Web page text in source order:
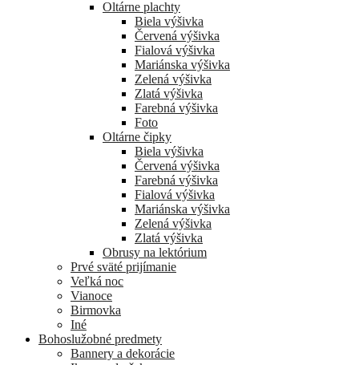
Oltárne plachty
Biela výšivka
Červená výšivka
Fialová výšivka
Mariánska výšivka
Zelená výšivka
Zlatá výšivka
Farebná výšivka
Foto
Oltárne čipky
Biela výšivka
Červená výšivka
Farebná výšivka
Fialová výšivka
Mariánska výšivka
Zelená výšivka
Zlatá výšivka
Obrusy na lektórium
Prvé sväté prijímanie
Veľká noc
Vianoce
Birmovka
Iné
Bohoslužobné predmety
Bannery a dekorácie